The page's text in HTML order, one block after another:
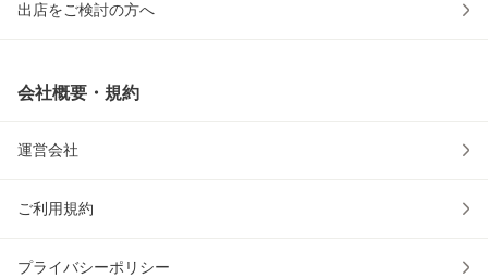
出店をご検討の方へ
会社概要・規約
運営会社
ご利用規約
プライバシーポリシー